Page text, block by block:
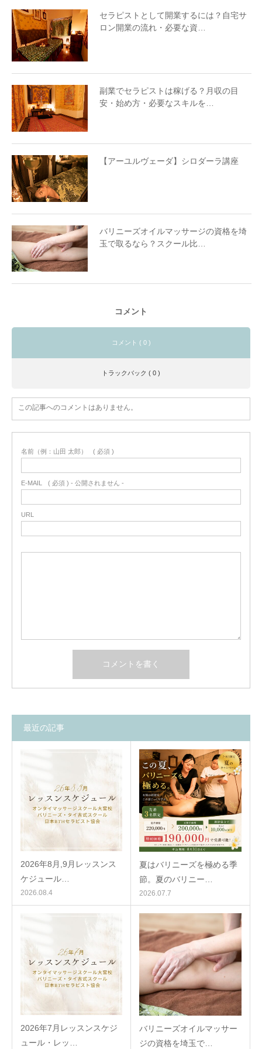
セラピストとして開業するには？自宅サ
ロン開業の流れ・必要な資…
副業でセラピストは稼げる？月収の目
安・始め方・必要なスキルを…
【アーユルヴェーダ】シロダーラ講座
バリニーズオイルマッサージの資格を埼
玉で取るなら？スクール比…
コメント
コメント ( 0 )
トラックバック ( 0 )
この記事へのコメントはありません。
名前（例：山田 太郎） ( 必須 )
E-MAIL ( 必須 ) - 公開されません -
URL
最近の記事
2026年8月,9月レッスンス
ケジュール…
2026.08.4
夏はバリニーズを極める季
節。夏のバリニー…
2026.07.7
2026年7月レッスンスケジ
ュール・レッ…
バリニーズオイルマッサー
ジの資格を埼玉で…